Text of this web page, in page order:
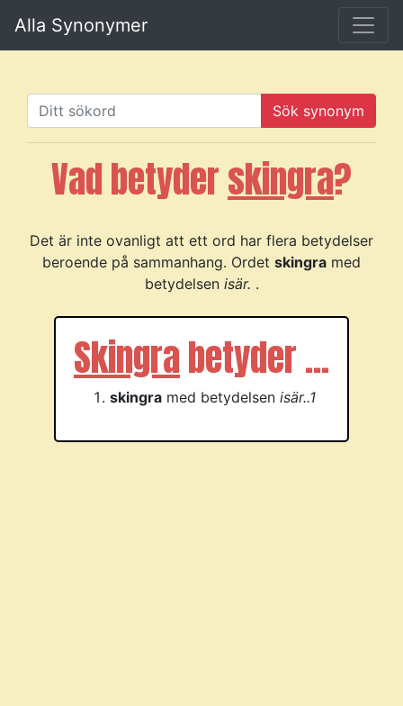
Alla Synonymer
Sök synonym
Vad betyderskingra?
Det är inte ovanligt att ett ord har flera betydelser
beroende på sammanhang. Ordet skingra med
betydelsen isär. .
Skingrabetyder ...
skingra med betydelsen isär..1